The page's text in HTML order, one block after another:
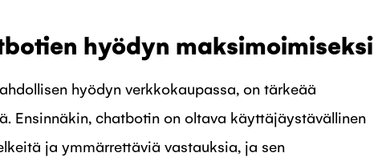
hyödyn maksimoimiseksi
hyödyn verkkokaupassa, on tärkeää
Ensinnäkin, chatbotin on oltava käyttäjäystävällinen
ja ymmärrettäviä vastauksia, ja sen